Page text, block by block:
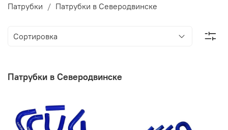
Патрубки
Патрубки в Северодвинске
Патрубки в Северодвинске